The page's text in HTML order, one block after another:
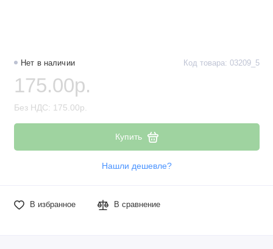
Резисторы
Реле
Стабилизаторы питания
Транзисторы
Нет в наличии Код товара: 03209_5
175.00р.
Без НДС: 175.00р.
Купить
Нашли дешевле?
В избранное В сравнение